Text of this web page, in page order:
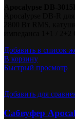
Добавить в список
В корзину
Быстрый просмотр
Добавить для
Сабвуфер